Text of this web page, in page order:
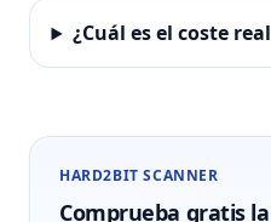
¿Cuál es el coste
HARD2BIT SCANNER
Comprueba gratis